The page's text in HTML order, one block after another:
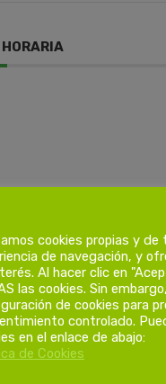
cookies propias y de
de navegación, y
Al hacer clic en
las cookies. Sin
de cookies para
controlado.
en el enlace de abajo:
de Cookies